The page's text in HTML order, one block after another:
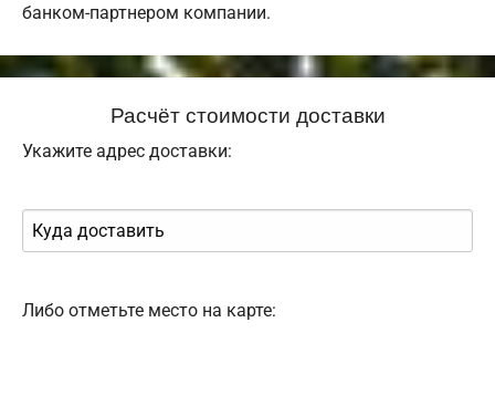
банком-партнером компании.
Расчёт стоимости доставки
Укажите адрес доставки:
Либо отметьте место на карте: